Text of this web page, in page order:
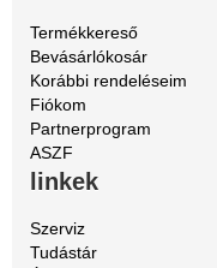
Termékkereső
Bevásárlókosár
Korábbi rendeléseim
Fiókom
Partnerprogram
ASZF
linkek
Szerviz
Tudástár